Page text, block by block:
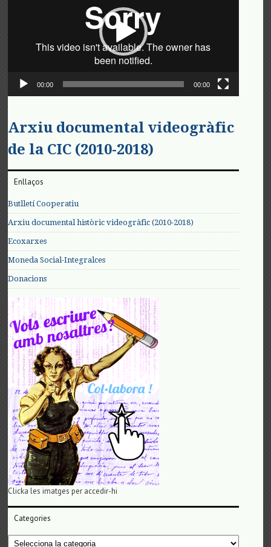
00:00 00:00
Arxiu documental videogràfic
de la CIC (2010-2018)
Enllaços
Butlletí Cooperatiu
Arxiu documental històric videogràfic (2010-2018)
Ecoxarxes
Moneda Social-Integralces
Donacions
Clicka les imatges per accedir-hi
Categories
Categories